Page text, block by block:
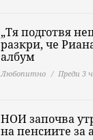
„Тя подготвя
разкри, че
албум
Любопитно Преди 3
НОИ започва
на пенсиите за